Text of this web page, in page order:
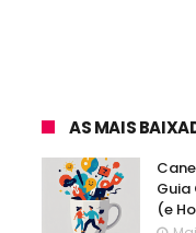
AS MAIS
Guia
(e